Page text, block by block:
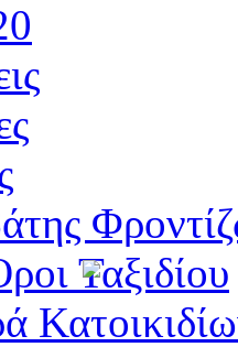
Ταξιδίου